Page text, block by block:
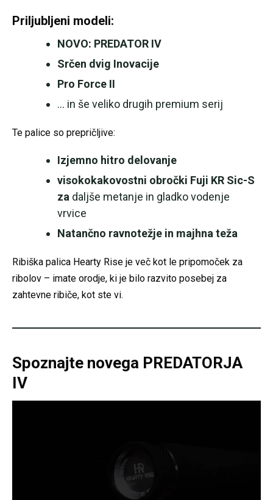
Priljubljeni modeli:
NOVO: PREDATOR IV
Srčen dvig Inovacije
Pro Force II
… in še veliko drugih premium serij
Te palice so prepričljive:
Izjemno hitro delovanje
visokokakovostni obročki Fuji KR Sic-S
za daljše metanje in gladko vodenje
vrvice
Natančno ravnotežje in majhna teža
Ribiška palica Hearty Rise je več kot le pripomoček za
ribolov – imate orodje, ki je bilo razvito posebej za
zahtevne ribiče, kot ste vi.
Spoznajte novega PREDATORJA
IV